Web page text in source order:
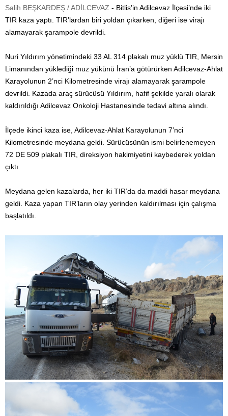
Salih BEŞKARDEŞ / ADİLCEVAZ - Bitlis’in Adilcevaz İlçesi’nde iki
TIR kaza yaptı. TIR’lardan biri yoldan çıkarken, diğeri ise virajı
alamayarak şarampole devrildi.
Nuri Yıldırım yönetimindeki 33 AL 314 plakalı muz yüklü TIR, Mersin
Limanından yüklediği muz yükünü İran’a götürürken Adilcevaz-Ahlat
Karayolunun 2’nci Kilometresinde virajı alamayarak şarampole
devrildi. Kazada araç sürücüsü Yıldırım, hafif şekilde yaralı olarak
kaldırıldığı Adilcevaz Onkoloji Hastanesinde tedavi altına alındı.
İlçede ikinci kaza ise, Adilcevaz-Ahlat Karayolunun 7’nci
Kilometresinde meydana geldi. Sürücüsünün ismi belirlenemeyen
72 DE 509 plakalı TIR, direksiyon hakimiyetini kaybederek yoldan
çıktı.
Meydana gelen kazalarda, her iki TIR’da da maddi hasar meydana
geldi. Kaza yapan TIR’ların olay yerinden kaldırılması için çalışma
başlatıldı.